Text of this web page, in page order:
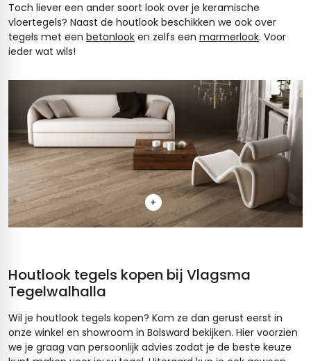
Toch liever een ander soort look over je keramische
vloertegels? Naast de houtlook beschikken we ook over
tegels met een betonlook en zelfs een marmerlook. Voor
ieder wat wils!
+
Houtlook tegels kopen bij Vlagsma
Tegelwalhalla
Wil je houtlook tegels kopen? Kom ze dan gerust eerst in
onze winkel en showroom in Bolsward bekijken. Hier voorzien
we je graag van persoonlijk advies zodat je de beste keuze